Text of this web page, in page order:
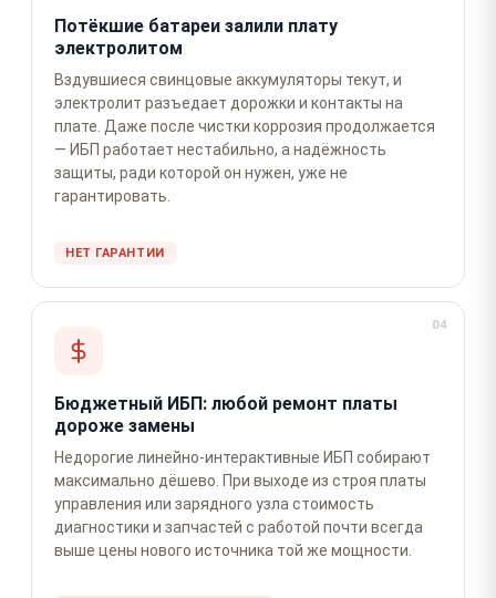
Потёкшие батареи залили плату
электролитом
Вздувшиеся свинцовые аккумуляторы текут, и
электролит разъедает дорожки и контакты на
плате. Даже после чистки коррозия продолжается
— ИБП работает нестабильно, а надёжность
защиты, ради которой он нужен, уже не
гарантировать.
НЕТ ГАРАНТИИ
04
Бюджетный ИБП: любой ремонт платы
дороже замены
Недорогие линейно-интерактивные ИБП собирают
максимально дёшево. При выходе из строя платы
управления или зарядного узла стоимость
диагностики и запчастей с работой почти всегда
выше цены нового источника той же мощности.